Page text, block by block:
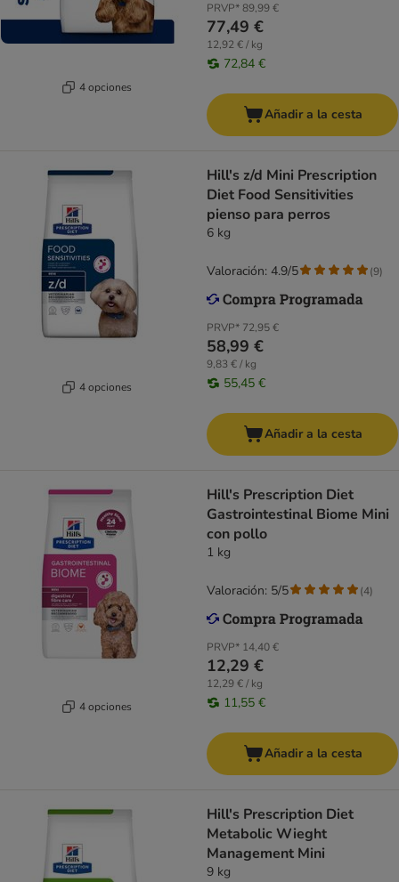
4 opciones
PRVP*89,99 €
77,49 €
12,92 € / kg
72,84 €
Añadir a la cesta
4 opciones
Hill's z/d Mini Prescription
Diet Food Sensitivities
pienso para perros
6 kg
PRVP* 72,95 €
58,99 €
9,83 € / kg
55,45 €
Valoración: 4.9/5 (9)
Añadir a la cesta
4 opciones
Hill's Prescription Diet
Gastrointestinal Biome Mini
con pollo
1 kg
PRVP* 14,40 €
12,29 €
12,29 € / kg
11,55 €
Valoración: 5/5 (4)
Añadir a la cesta
Hill's Prescription Diet
Metabolic Wieght
Management Mini
9 kg